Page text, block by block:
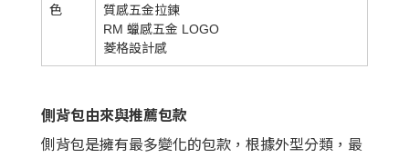
色
質感五金拉鍊
RM 蠟感五金 LOGO
菱格設計感
側背包由來與推薦包款
側背包是擁有最多變化的包款，根據外型分類，最